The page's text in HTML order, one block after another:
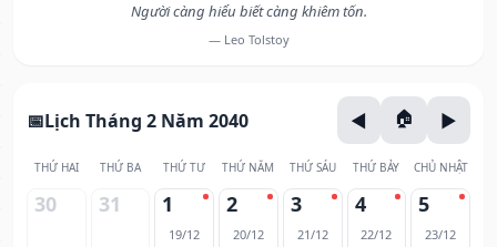
Người càng hiểu biết càng khiêm tốn.
— Leo Tolstoy
Lịch Tháng 2 Năm 2040
THỨ HAI THỨ BA THỨ TƯ THỨ NĂM THỨ SÁU THỨ BẢY CHỦ NHẬT
30 31 1
19/12
2
20/12
3
21/12
4
22/12
5
23/12